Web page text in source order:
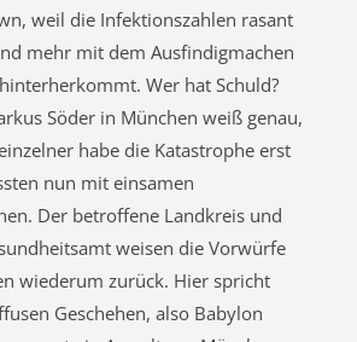
weil die Infektionszahlen rasant
mehr mit dem Ausfindigmachen
Wer hat Schuld?
Söder in München weiß genau,
habe die Katastrophe erst
nun mit einsamen
Der betroffene Landkreis und
weisen die Vorwürfe
wiederum zurück. Hier spricht
Geschehen, also Babylon